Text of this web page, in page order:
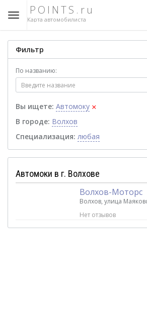
POINTS.ru
Карта автомобилиста
Фильтр
По названию:
Вы ищете: Автомоку ×
В городе: Волхов
Специализация: любая
Автомоки в г. Волхове
Волхов-Моторс
Волхов, улица
Нет отзывов